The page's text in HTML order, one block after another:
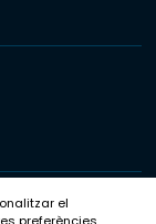
el